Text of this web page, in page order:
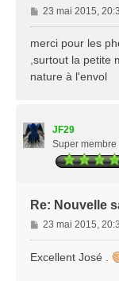
M
e
s
a
g
23 mai 2015,
merci pour les
,surtout la petite
nature à l'envol
JF29
Super membre
Re: Nouvelle
M
e
23 mai 2015,
Excellent José .